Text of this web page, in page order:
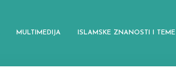
MULTIMEDIJA ISLAMSKE ZNANOSTI I TEME